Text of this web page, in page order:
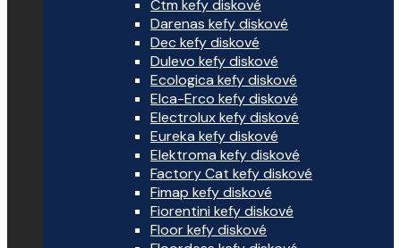
Ctm kefy diskové
Darenas kefy diskové
Dec kefy diskové
Dulevo kefy diskové
Ecologica kefy diskové
Elca-Erco kefy diskové
Electrolux kefy diskové
Eureka kefy diskové
Elektroma kefy diskové
Factory Cat kefy diskové
Fimap kefy diskové
Fiorentini kefy diskové
Floor kefy diskové